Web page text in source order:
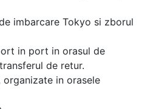
imbarcare Tokyo si zborul
in port in orasul de
de retur.
in orasele